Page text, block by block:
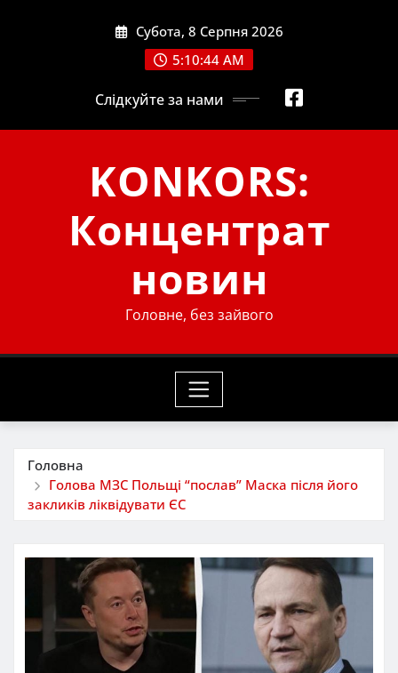
Субота, 8 Серпня 2026
5:10:44 AM
Слідкуйте за нами
KONKORS:
Концентрат
новин
Головне, без зайвого
Головна
Голова МЗС Польщі “послав” Маска після його
закликів ліквідувати ЄС